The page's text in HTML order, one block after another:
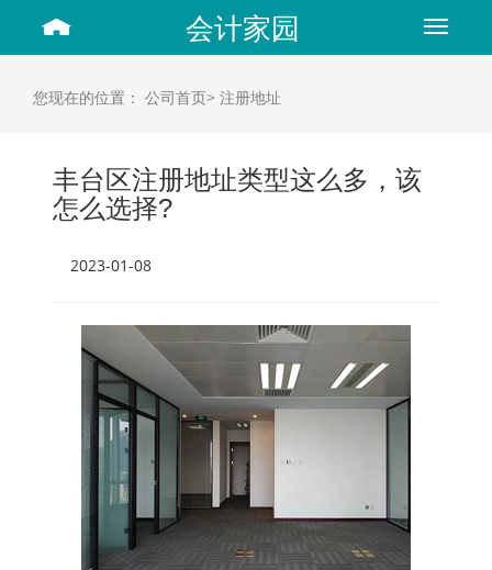
Toggle
会计家园
您现在的位置： 公司首页> 注册地址
丰台区注册地址类型这么多，该
怎么选择?
2023-01-08